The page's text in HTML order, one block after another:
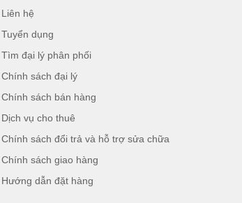
Liên hệ
Tuyển dụng
Tìm đại lý phân phối
Chính sách đại lý
Chính sách bán hàng
Dịch vụ cho thuê
Chính sách đổi trả và hỗ trợ sửa chữa
Chính sách giao hàng
Hướng dẫn đặt hàng